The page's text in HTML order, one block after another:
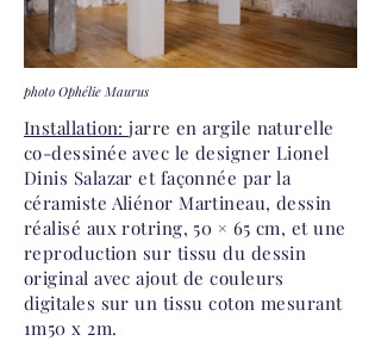
photo Ophélie Maurus
Installation:jarre en argile naturelle
co-dessinée avec le designer Lionel
Dinis Salazar et façonnée par la
céramiste Aliénor Martineau, dessin
réalisé aux rotring, 50 × 65 cm, et une
reproduction sur tissu du dessin
original avec ajout de couleurs
digitales sur un tissu coton mesurant
1m50 x 2m.